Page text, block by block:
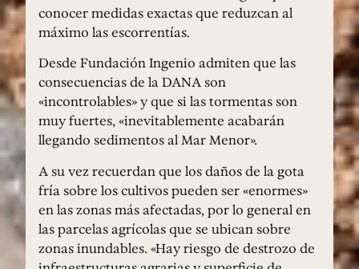
conocer medidas exactas que reduzcan al
máximo las escorrentías.
Desde Fundación Ingenio admiten que las
consecuencias de la DANA son
«incontrolables» y que si las tormentas son
muy fuertes, «inevitablemente acabarán
llegando sedimentos al Mar Menor».
A su vez recuerdan que los daños de la gota
fría sobre los cultivos pueden ser «enormes»
en las zonas más afectadas, por lo general en
las parcelas agrícolas que se ubican sobre
zonas inundables. «Hay riesgo de destrozo de